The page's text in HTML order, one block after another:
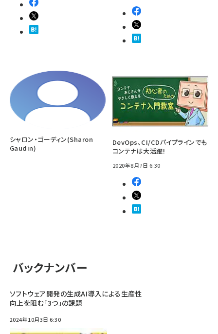
シャロン・ゴーディン(Sharon
Gaudin)
DevOps、CI/CDパイプラインでも
コンテナは大活躍!
2020年8月7日 6:30
バックナンバー
ソフトウェア開発の生成AI導入による生産性
向上を阻む「3つ」の課題
2024年10月3日 6:30